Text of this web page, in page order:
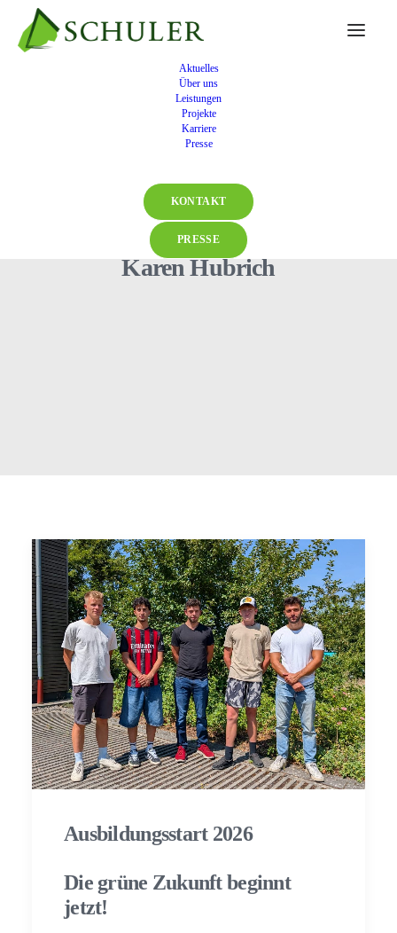
Aktuelles
Über uns
Leistungen
Projekte
Karriere
Presse
KONTAKT
PRESSE
Karen Hubrich
Ausbildungsstart 2026
Die grüne Zukunft beginnt
jetzt!